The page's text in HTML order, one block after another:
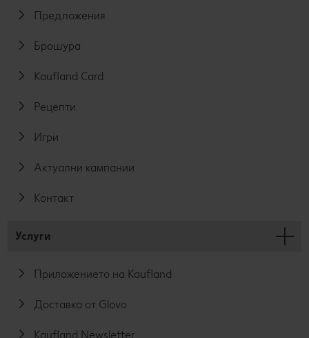
Предложения
Брошура
Kaufland Card
Рецепти
Игри
Актуални кампании
Контакт
Услуги
Приложението на Kaufland
Доставка от Glovo
Kaufland Newsletter